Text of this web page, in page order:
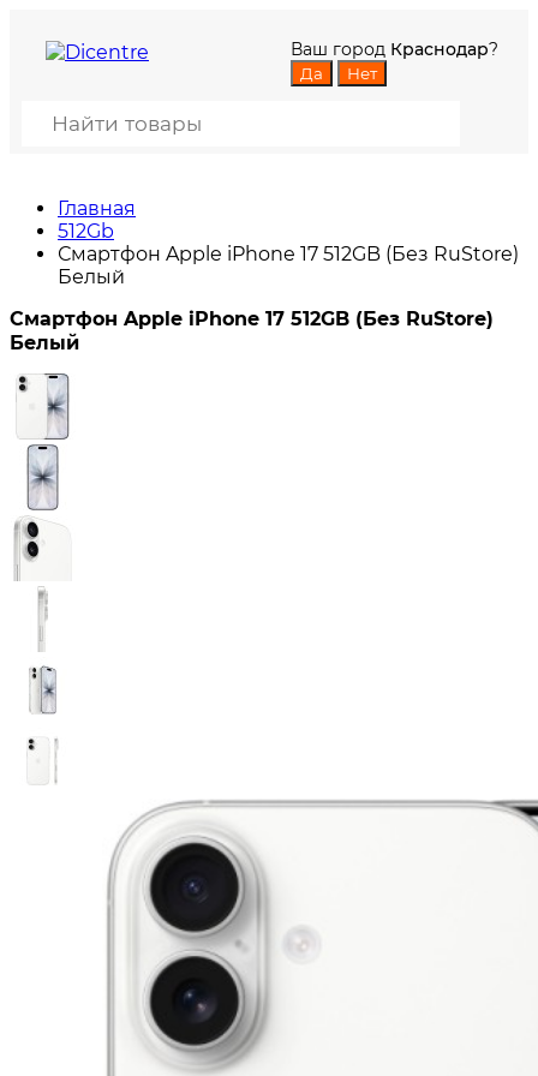
Ваш город Краснодар?
Главная
512Gb
Смартфон Apple iPhone 17 512GB (Без RuStore)
Белый
Смартфон Apple iPhone 17 512GB (Без RuStore)
Белый